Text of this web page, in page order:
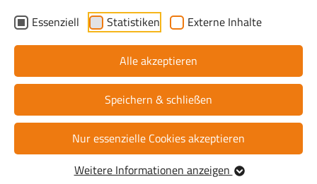
Essenziell
Statistiken Externe Inhalte
Alle akzeptieren
Speichern & schließen
Nur essenzielle Cookies akzeptieren
Weitere Informationen anzeigen
Ansprechpersonen